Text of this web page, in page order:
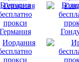
Болгария
Германия